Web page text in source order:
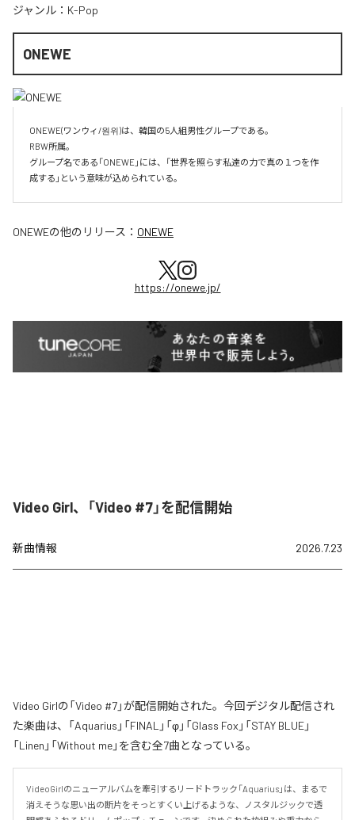
ジャンル： K-Pop
ONEWE
ONEWE(ワンウィ/원위)は、韓国の5人組男性グループである。
RBW所属。
グループ名である「ONEWE」には、「世界を照らす私達の力で真の１つを作
成する」という意味が込められている。
ONEWEの他のリリース： ONEWE
https://onewe.jp/
Video Girl、「Video #7」を配信開始
新曲情報 2026.7.23
Video Girlの「Video #7」が配信開始された。今回デジタル配信され
た楽曲は、「Aquarius」「FINAL」「φ」「Glass Fox」「STAY BLUE」
「Linen」「Without me」を含む全7曲となっている。
VideoGirlのニューアルバムを牽引するリードトラック「Aquarius」は、まるで
消えそうな思い出の断片をそっとすくい上げるような、ノスタルジックで透